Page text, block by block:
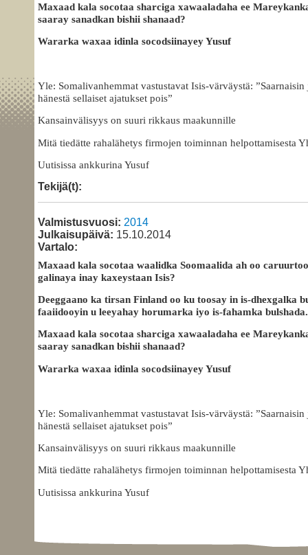
Maxaad kala socotaa sharciga xawaaladaha ee
saaray sanadkan bishii shanaad?
Wararka waxaa idinla socodsiinayey Yusuf
Yle: Somalivanhemmat vastustavat Isis-värväystä: ”Saarnaisin
hänestä sellaiset ajatukset pois”
Kansainvälisyys on suuri rikkaus maakunnille
Mitä tiedätte rahalähetys firmojen toiminnan helpottamisesta
Uutisissa ankkurina Yusuf
Tekijä(t):
Valmistusvuosi: 2014
Julkaisupäivä: 15.10.2014
Vartalo:
Maxaad kala socotaa waalidka Soomaalida ah oo
galinaya inay kaxeystaan Isis?
Deeggaano ka tirsan Finland oo ku toosay in is-dhexgalka
faaiidooyin u leeyahay horumarka iyo is-fahamka bulshada.
Maxaad kala socotaa sharciga xawaaladaha ee
saaray sanadkan bishii shanaad?
Wararka waxaa idinla socodsiinayey Yusuf
Yle: Somalivanhemmat vastustavat Isis-värväystä: ”Saarnaisin
hänestä sellaiset ajatukset pois”
Kansainvälisyys on suuri rikkaus maakunnille
Mitä tiedätte rahalähetys firmojen toiminnan helpottamisesta
Uutisissa ankkurina Yusuf